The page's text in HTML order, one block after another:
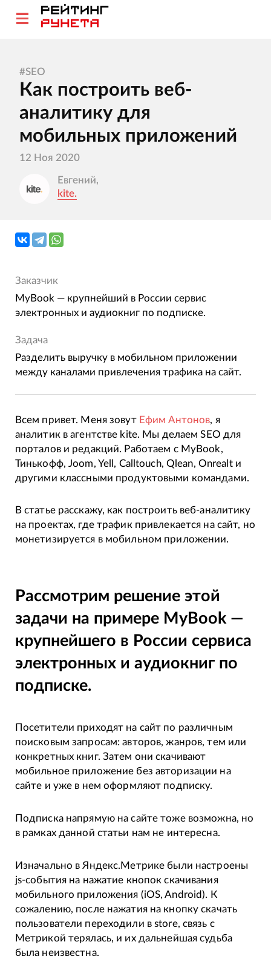
#SEO
Как построить веб-
аналитику для
мобильных приложений
12 Ноя 2020
Евгений,
kite.
Заказчик
MyBook — крупнейший в России сервис
электронных и аудиокниг по подписке.
Задача
Разделить выручку в мобильном приложении
между каналами привлечения трафика на сайт.
Всем привет. Меня зовут Ефим Антонов, я
аналитик в агентстве kite. Мы делаем SEO для
порталов и редакций. Работаем с MyBook,
Тинькофф, Joom, Yell, Calltouch, Qlean, Onrealt и
другими классными продуктовыми командами.
В статье расскажу, как построить веб-аналитику
на проектах, где трафик привлекается на сайт, но
монетизируется в мобильном приложении.
Рассмотрим решение этой
задачи на примере MyBook —
крупнейшего в России сервиса
электронных и аудиокниг по
подписке.
Посетители приходят на сайт по различным
поисковым запросам: авторов, жанров, тем или
конкретных книг. Затем они скачивают
мобильное приложение без авторизации на
сайте и уже в нем оформляют подписку.
Подписка напрямую на сайте тоже возможна, но
в рамках данной статьи нам не интересна.
Изначально в Яндекс.Метрике были настроены
js-события на нажатие кнопок скачивания
мобильного приложения (iOS, Android). К
сожалению, после нажатия на кнопку скачать
пользователи переходили в store, связь с
Метрикой терялась, и их дальнейшая судьба
была неизвестна.